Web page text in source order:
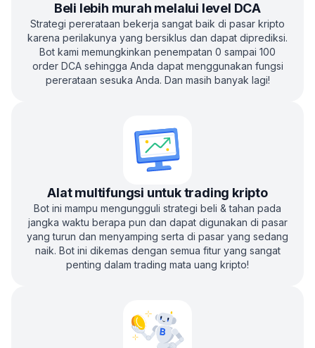
Beli lebih murah melalui level DCA
Strategi pererataan bekerja sangat baik di pasar kripto
karena perilakunya yang bersiklus dan dapat diprediksi.
Bot kami memungkinkan penempatan 0 sampai 100
order DCA sehingga Anda dapat menggunakan fungsi
pererataan sesuka Anda. Dan masih banyak lagi!
Alat multifungsi untuk trading kripto
Bot ini mampu mengungguli strategi beli & tahan pada
jangka waktu berapa pun dan dapat digunakan di pasar
yang turun dan menyamping serta di pasar yang sedang
naik. Bot ini dikemas dengan semua fitur yang sangat
penting dalam trading mata uang kripto!